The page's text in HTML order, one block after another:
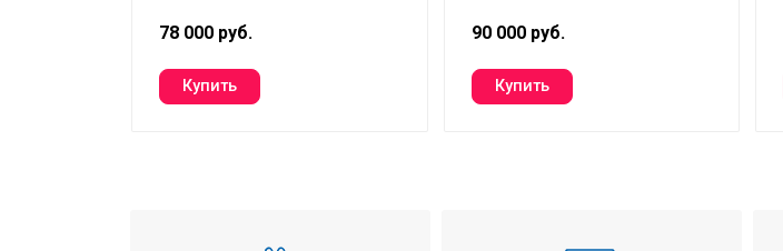
78 000 руб. 90 000 руб.